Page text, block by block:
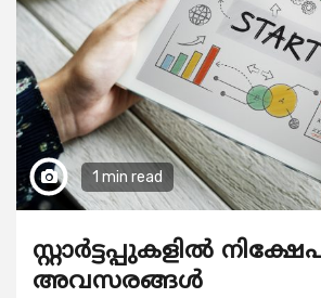
1 min read
സ്റ്റാര്‍ട്ടപ്പുകളില്‍
അവസരങ്ങള്‍